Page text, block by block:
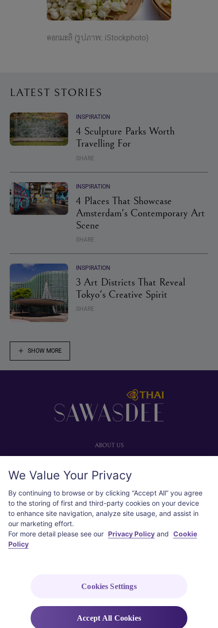
ดอกมะลิ (รูปภาพ: iStockphoto)
LATEST STORIES
INSPIRATION
4 Sculpture Parks Worth
Travelling For
SHARE
INSPIRATION
4 Places That Showcase
Amsterdam's Contemporary Art
Scene
SHARE
INSPIRATION
3 Art Districts That Reveal
Tokyo's Creative Spirit
SHARE
SHOW MORE
ABOUT US
Advertise with us
Privacy policy
Cookie policy
COPYRIGHT © 2026 Thai Airways International Public Company Limited
We Value Your Privacy
By continuing to browse or by clicking “Accept All” you agree
to the storing of first and third-party cookies on your device
to enhance site navigation, analyze site usage, and assist in
our marketing effort.
For more detail please see our Privacy Policyand Cookie
Policy
Cookies Settings
Accept All Cookies